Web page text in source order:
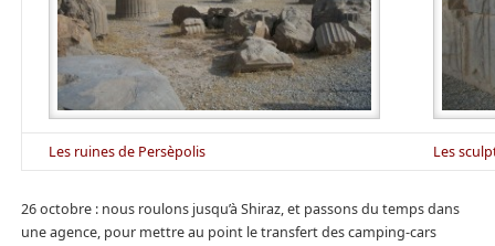
Les ruines de Persèpolis Les
26 octobre : nous roulons jusqu’à Shiraz, et passons du temps dans
une agence, pour mettre au point le transfert des camping-cars